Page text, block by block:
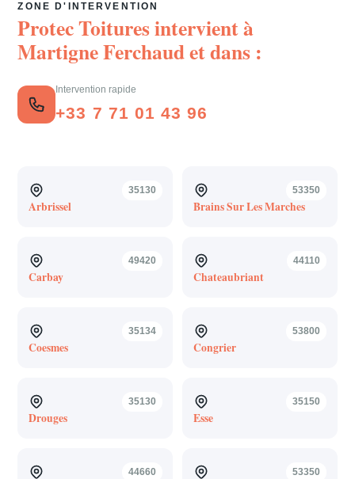
ZONE D'INTERVENTION
Protec Toitures intervient à
Martigne Ferchaudet dans :
Intervention rapide
+33 7 71 01 43 96
35130
Arbrissel
53350
Brains Sur Les Marches
49420
Carbay
44110
Chateaubriant
35134
Coesmes
53800
Congrier
35130
Drouges
35150
Esse
44660 53350